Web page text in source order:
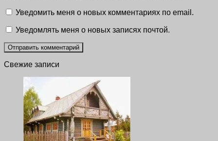
Уведомить меня о новых комментариях по email.
Уведомлять меня о новых записях почтой.
Свежие записи